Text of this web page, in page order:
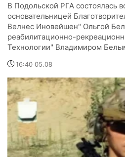
В Подольской РГА состоялась
основательницей
Велнес Иновейшен" Ольгой
реабилитационно-
Технологии" Владимиром
16:40 05.08